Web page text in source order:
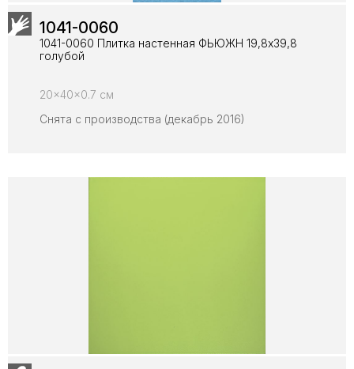
1041-0060
1041-0060 Плитка настенная ФЬЮЖН 19,8х39,8
голубой
20x40x0.7 см
Снята с производства (декабрь 2016)